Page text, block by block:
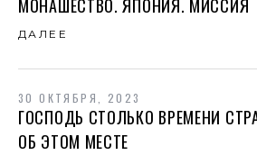
МОНАШЕСТВО. ЯПОНИЯ. МИССИЯ
ДАЛЕЕ
30 ОКТЯБРЯ, 2023
ГОСПОДЬ СТОЛЬКО ВРЕМЕНИ
ОБ ЭТОМ МЕСТЕ